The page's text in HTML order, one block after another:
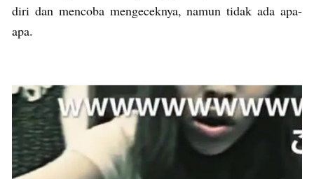
diri dan mencoba mengeceknya, namun tidak ada apa-
apa.